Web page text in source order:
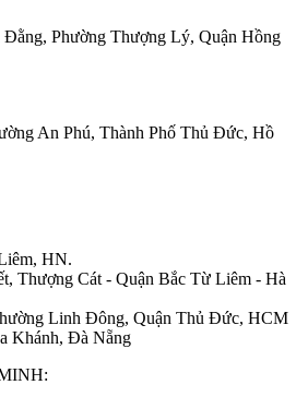
Phường Thượng Lý, Quận Hồng
An Phú, Thành Phố Thủ Đức, Hồ
HN.
Thượng Cát - Quận Bắc Từ Liêm - Hà
Linh Đông, Quận Thủ Đức, HCM
Khánh, Đà Nẵng